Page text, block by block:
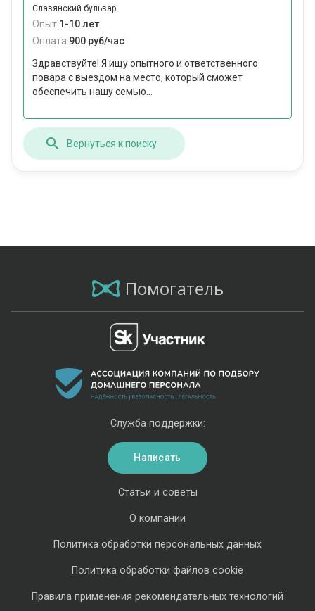
Славянский бульвар
Опыт:1-10 лет
Оплата:900 руб/час
Здравствуйте! Я ищу опытного и ответственного
повара с выездом на место, который сможет
обеспечить нашу семью...
Вернуться к поиску
Помогатель
Статьи и советы
О компании
Политика обработки персональных данных
Политика обработки файлов cookie
Правила применения рекомендательных технологий
Служба поддержки:
Написать